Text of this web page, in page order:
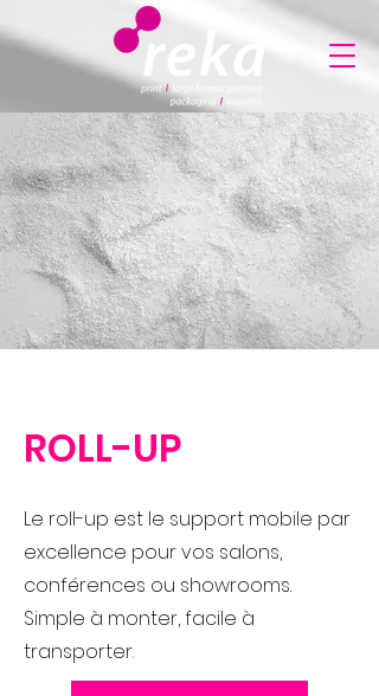
ROLL-UP
Le roll-up est le support mobile par
excellence pour vos salons,
conférences ou showrooms.
Simple à monter, facile à
transporter.